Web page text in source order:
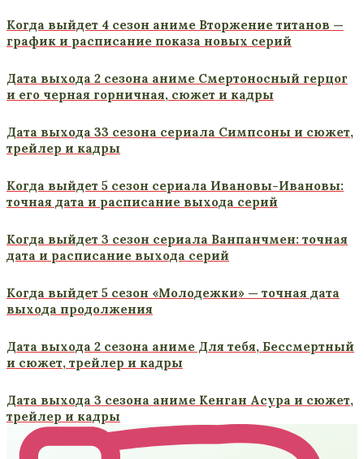
Когда выйдет 4 сезон аниме Вторжение титанов —
график и расписание показа новых серий
Дата выхода 2 сезона аниме Смертоносный герцог
и его черная горничная, сюжет и кадры
Дата выхода 33 сезона сериала Симпсоны и сюжет,
трейлер и кадры
Когда выйдет 5 сезон сериала Ивановы-Ивановы:
точная дата и расписание выхода серий
Когда выйдет 3 сезон сериала Ванпанчмен: точная
дата и расписание выхода серий
Когда выйдет 5 сезон «Молодежки» — точная дата
выхода продолжения
Дата выхода 2 сезона аниме Для тебя, Бессмертный
и сюжет, трейлер и кадры
Дата выхода 3 сезона аниме Кенган Асура и сюжет,
трейлер и кадры